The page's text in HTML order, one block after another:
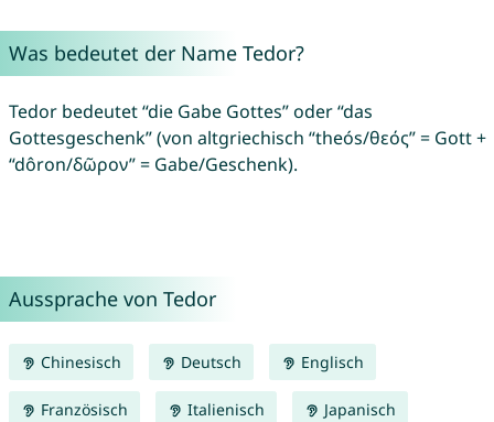
Was bedeutet der Name Tedor?
Tedor bedeutet “die Gabe Gottes” oder “das
Gottesgeschenk” (von altgriechisch “theós/θεός” = Gott +
“dôron/δῶρον” = Gabe/Geschenk).
Aussprache von Tedor
Chinesisch Deutsch Englisch
Französisch Italienisch Japanisch